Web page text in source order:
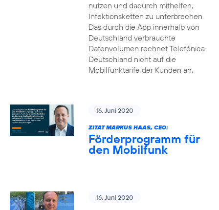
nutzen und dadurch mithelfen,
Infektionsketten zu unterbrechen.
Das durch die App innerhalb von
Deutschland verbrauchte
Datenvolumen rechnet Telefónica
Deutschland nicht auf die
Mobilfunktarife der Kunden an.
16. Juni 2020
ZITAT MARKUS HAAS, CEO:
Förderprogramm für
den Mobilfunk
16. Juni 2020